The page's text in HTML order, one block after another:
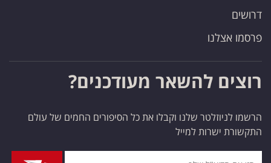
דרושים
פרסמו אצלנו
רוצים להשאר מעודכנים?
הרשמו לניוזלטר שלנו וקבלו את כל הסיפורים החמים של עולם
התקשורת ישרות למייל